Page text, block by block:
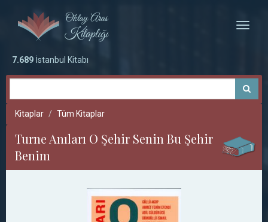
Toggle
7.689 İstanbul Kitabı
Kitaplar Tüm Kitaplar
Turne Anıları O Şehir Senin Bu Şehir
Benim